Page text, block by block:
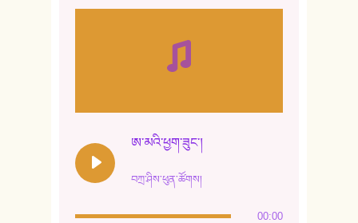
ཨ་མའི་ཕྱག་ཟུང་།
བཀྲ་ཤིས་ཕུན་ཚོགས།
00:00